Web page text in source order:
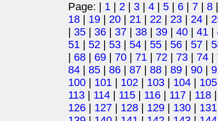
Page: | 1 | 2 | 3 | 4 | 5 | 6 | 7 | 8
18 | 19 | 20 | 21 | 22 | 23 | 24 |
| 35 | 36 | 37 | 38 | 39 | 40 | 41 |
51 | 52 | 53 | 54 | 55 | 56 | 57 |
| 68 | 69 | 70 | 71 | 72 | 73 | 74 |
84 | 85 | 86 | 87 | 88 | 89 | 90 |
100 | 101 | 102 | 103 | 104 | 105
113 | 114 | 115 | 116 | 117 | 118
126 | 127 | 128 | 129 | 130 | 131